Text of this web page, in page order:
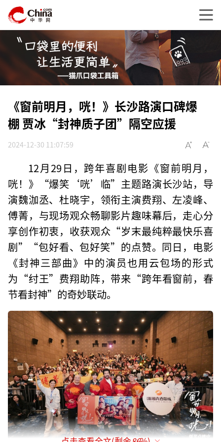
《窗前明月，咣！》长沙路演口碑爆
棚 贾冰“封神质子团”隔空应援
2024-12-30 11:07:59
12月29日，跨年喜剧电影《窗前明月，
咣！》“爆笑‘咣’临”主题路演长沙站，导
演魏泇丞、杜晓宇，领衔主演费翔、左凌峰、
傅菁，与现场观众畅聊影片趣味幕后，走心分
享创作初衷，收获观众“岁末最纯粹最快乐喜
剧”“包好看、包好笑”的点赞。同日，电影
《封神三部曲》中的演员也用云包场的形式
为“纣王”费翔助阵，带来“跨年看窗前，春
节看封神”的奇妙联动。